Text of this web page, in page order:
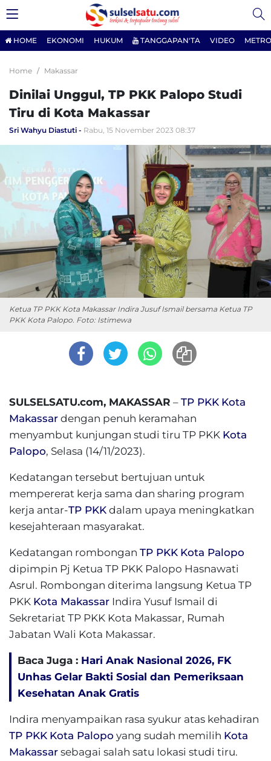
HOME EKONOMI HUKUM TANGGAPAN'TA VIDEO
Home Makassar
Dinilai Unggul, TP PKK Palopo Studi
Tiru di Kota Makassar
Sri Wahyu Diastuti Rabu, 15 November 2023 08:37
Ketua TP PKK Kota Makassar Indira Jusuf Ismail bersama Ketua TP
PKK Kota Palopo. Foto: Istimewa
SULSELSATU.com, MAKASSAR – TP PKK Kota
Makassar dengan penuh keramahan
menyambut kunjungan studi tiru TP PKK Kota
Palopo, Selasa (14/11/2023).
Kedatangan tersebut bertujuan untuk
mempererat kerja sama dan sharing program
kerja antar-TP PKK dalam upaya meningkatkan
kesejahteraan masyarakat.
Kedatangan rombongan TP PKK Kota Palopo
dipimpin Pj Ketua TP PKK Palopo Hasnawati
Asrul. Rombongan diterima langsung Ketua TP
PKK Kota Makassar Indira Yusuf Ismail di
Sekretariat TP PKK Kota Makassar, Rumah
Jabatan Wali Kota Makassar.
Baca Juga : Hari Anak Nasional 2026, FK
Unhas Gelar Bakti Sosial dan Pemeriksaan
Kesehatan Anak Gratis
Indira menyampaikan rasa syukur atas kehadiran
TP PKK Kota Palopo yang sudah memilih Kota
Makassar sebagai salah satu lokasi studi tiru.